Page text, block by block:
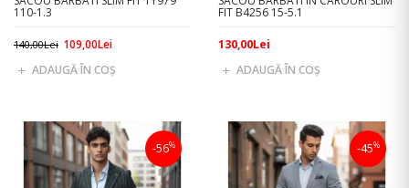
110-1.3
140,00Lei 109,00Lei
ADAUGĂ ÎN COŞ
FIT B4256 15-5.1
130,00Lei
ADAUGĂ ÎN COŞ
-56% -45%